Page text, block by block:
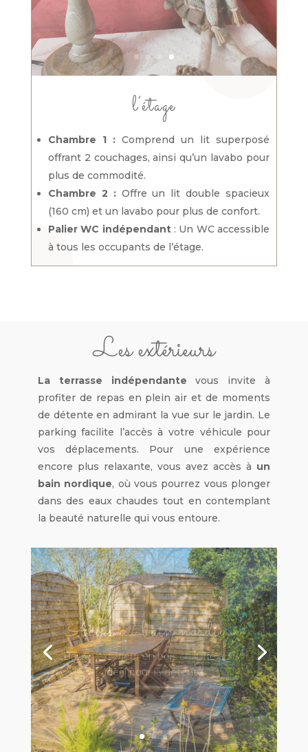
l’étage
Chambre 1 :Comprend un lit superposé
offrant 2 couchages, ainsi qu’un lavabo pour
plus de commodité.
Chambre 2 :Offre un lit double spacieux
(160 cm) et un lavabo pour plus de confort.
Palier WC indépendant : Un WC accessible
à tous les occupants de l’étage.
Les extérieurs
La terrasse indépendante vous invite à
profiter de repas en plein air et de moments
de détente en admirant la vue sur le jardin. Le
parking facilite l’accès à votre véhicule pour
vos déplacements. Pour une expérience
encore plus relaxante, vous avez accès à un
bain nordique, où vous pourrez vous plonger
dans des eaux chaudes tout en contemplant
la beauté naturelle qui vous entoure.
Terrasse privative